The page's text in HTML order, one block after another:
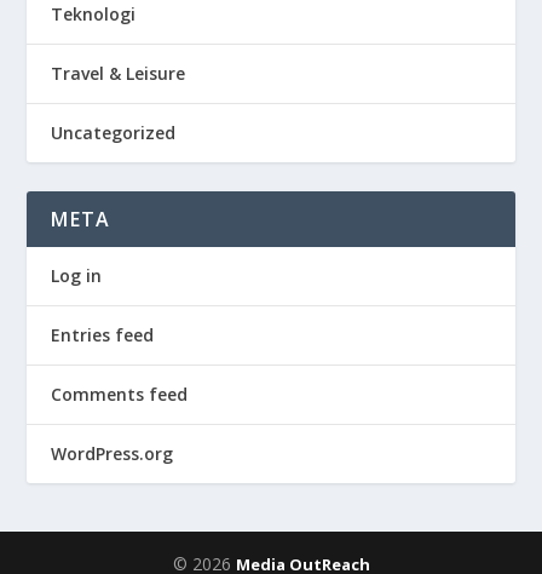
Teknologi
Travel & Leisure
Uncategorized
META
Log in
Entries feed
Comments feed
WordPress.org
© 2026 Media OutReach